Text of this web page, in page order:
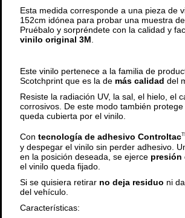
Esta medida corresponde a una pieza de
152cm idónea para probar una muestra
Pruébalo y sorpréndete con la calidad y
vinilo original 3M
Este vinilo pertenece a la familia de
Scotchprint que es la de más calidad del
Resiste la radiación UV, la sal, el hielo, el
corrosivos. De este modo también
queda cubierta por el vinilo.
Con tecnología de adhesivo Controltac
y despegar el vinilo sin perder adhesivo.
en la posición deseada, se ejerce presión
el vinilo queda fijado.
Si se quisiera retirar no deja residuo ni
del vehículo.
Características: